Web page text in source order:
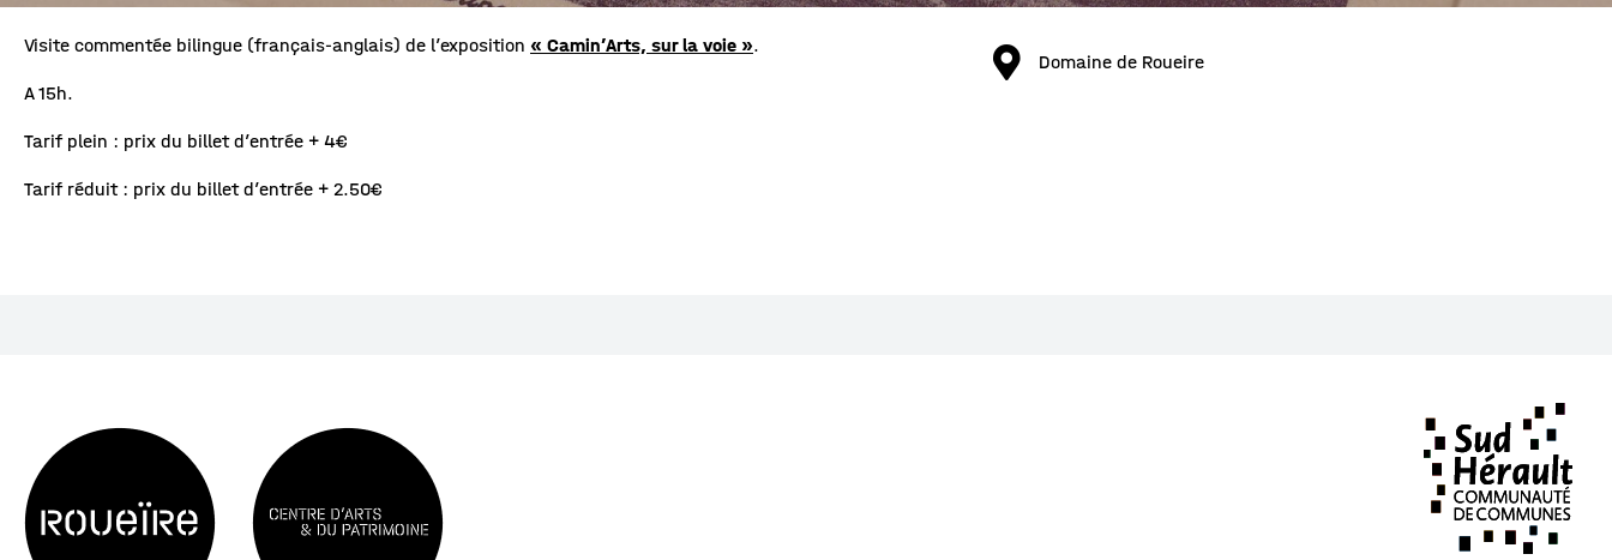
Visite commentée bilingue (français-anglais) de l’exposition « Camin’Arts, sur la voie ».
A 15h.
Tarif plein : prix du billet d’entrée + 4€
Tarif réduit : prix du billet d’entrée + 2.50€
Domaine de Roueire